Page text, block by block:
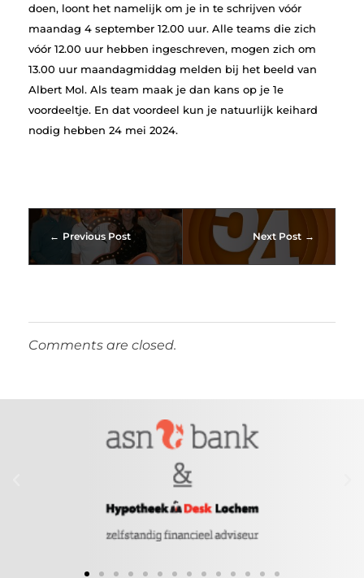
doen, loont het namelijk om je in te schrijven vóór
maandag 4 september 12.00 uur. Alle teams die zich
vóór 12.00 uur hebben ingeschreven, mogen zich om
13.00 uur maandagmiddag melden bij het beeld van
Albert Mol. Als team maak je dan kans op je 1e
voordeeltje. En dat voordeel kun je natuurlijk keihard
nodig hebben 24 mei 2024.
Previous Post Next Post
Comments are closed.